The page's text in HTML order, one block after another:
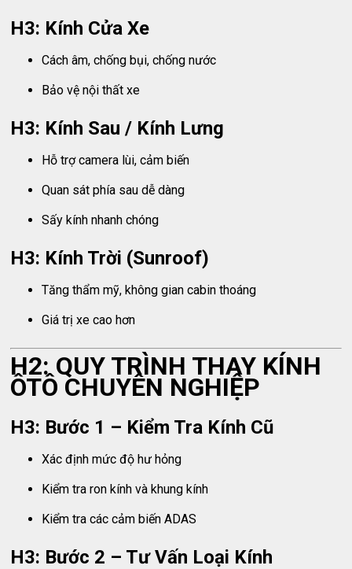
H3: Kính Cửa Xe
Cách âm, chống bụi, chống nước
Bảo vệ nội thất xe
H3: Kính Sau / Kính Lưng
Hỗ trợ camera lùi, cảm biến
Quan sát phía sau dễ dàng
Sấy kính nhanh chóng
H3: Kính Trời (Sunroof)
Tăng thẩm mỹ, không gian cabin thoáng
Giá trị xe cao hơn
H2: QUY TRÌNH THAY KÍNH
ÔTÔ CHUYÊN NGHIỆP
H3: Bước 1 – Kiểm Tra Kính Cũ
Xác định mức độ hư hỏng
Kiểm tra ron kính và khung kính
Kiểm tra các cảm biến ADAS
H3: Bước 2 – Tư Vấn Loại Kính